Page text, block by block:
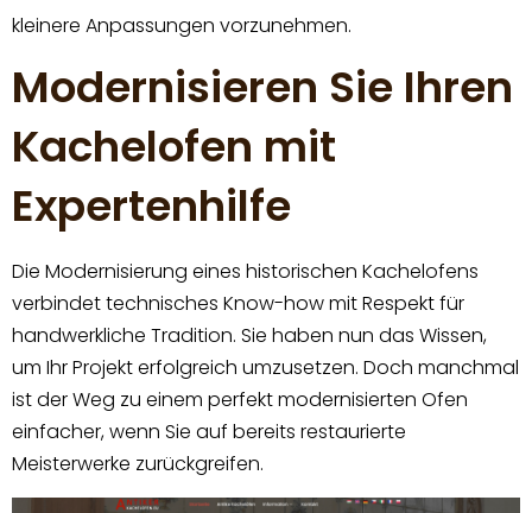
kleinere Anpassungen vorzunehmen.
Modernisieren Sie Ihren
Kachelofen mit
Expertenhilfe
Die Modernisierung eines historischen Kachelofens
verbindet technisches Know-how mit Respekt für
handwerkliche Tradition. Sie haben nun das Wissen,
um Ihr Projekt erfolgreich umzusetzen. Doch manchmal
ist der Weg zu einem perfekt modernisierten Ofen
einfacher, wenn Sie auf bereits restaurierte
Meisterwerke zurückgreifen.